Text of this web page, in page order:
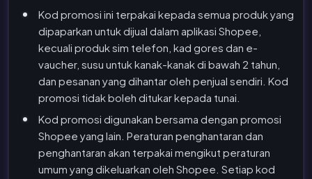
Kod promosi ini terpakai kepada semua produk yang
dipaparkan untuk dijual dalam aplikasi Shopee,
kecuali produk sim telefon, kad gores dan e-
vaucher, susu untuk kanak-kanak di bawah 2 tahun,
dan pesanan yang dihantar oleh penjual sendiri. Kod
promosi tidak boleh ditukar kepada tunai.
Kod promosi digunakan bersama dengan promosi
Shopee yang lain. Peraturan penghantaran dan
penghantaran akan terpakai mengikut peraturan
umum yang dikeluarkan oleh Shopee. Setiap kod